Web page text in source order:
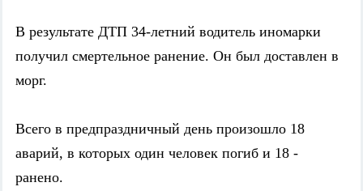
В результате ДТП 34-летний водитель иномарки
получил смертельное ранение. Он был доставлен в
морг.
Всего в предпраздничный день произошло 18
аварий, в которых один человек погиб и 18 -
ранено.